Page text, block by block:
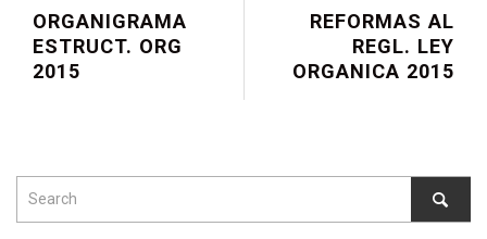
REFORMAS AL
REGL. LEY
ORGANICA 2015
ORGANIGRAMA
ESTRUCT. ORG
2015